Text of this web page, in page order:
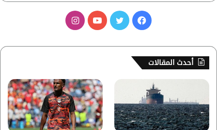
س
ب
ك
ي
و
ب
ت
ق
ر
أحدث المقالات